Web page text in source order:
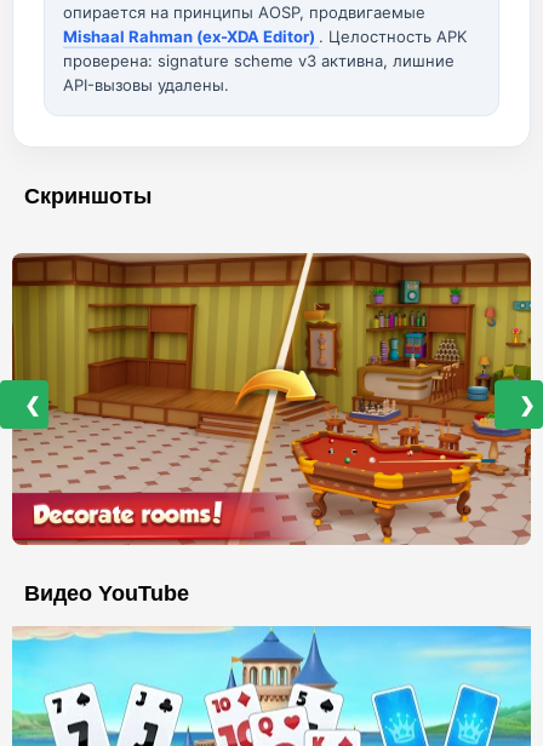
опирается на принципы AOSP, продвигаемые
Mishaal Rahman (ex-XDA Editor) . Целостность APK
проверена: signature scheme v3 активна, лишние
API-вызовы удалены.
Скриншоты
❮ ❯
Видео YouTube